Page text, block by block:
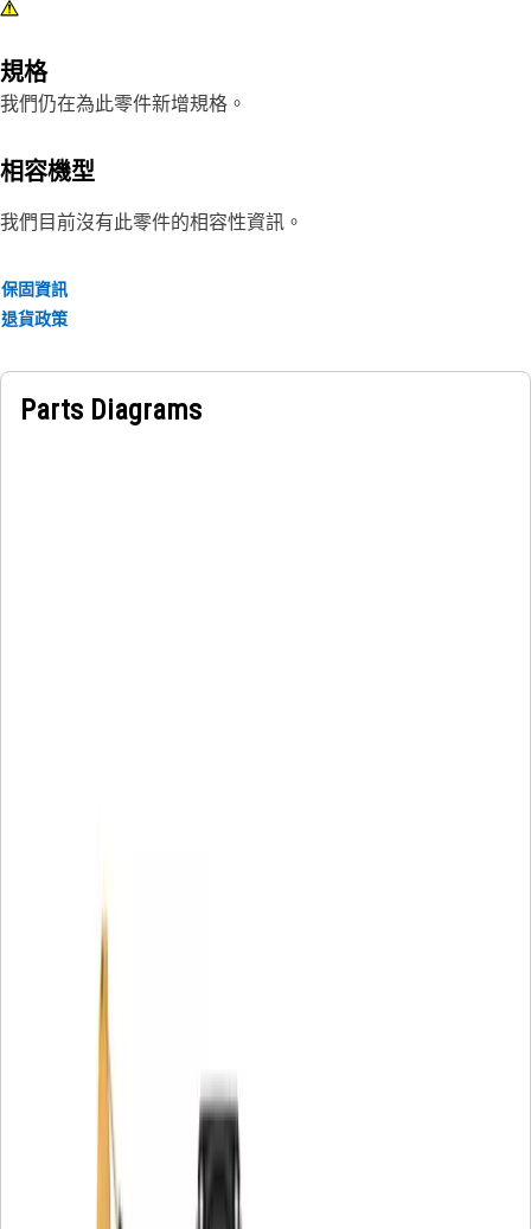
規格
我們仍在為此零件新增規格。
相容機型
我們目前沒有此零件的相容性資訊。
保固資訊
退貨政策
Parts Diagrams